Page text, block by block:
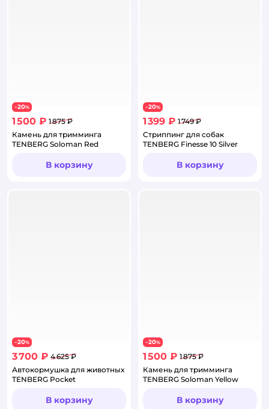
−20%
1 500 ₽ 1 875 ₽
Камень для тримминга
TENBERG Soloman Red
В корзину
−20%
1 399 ₽ 1 749 ₽
Стриппинг для собак
TENBERG Finesse 10 Silver
В корзину
−20%
3 700 ₽ 4 625 ₽
Автокормушка для животных
TENBERG Pocket
В корзину
−20%
1 500 ₽ 1 875 ₽
Камень для тримминга
TENBERG Soloman Yellow
В корзину